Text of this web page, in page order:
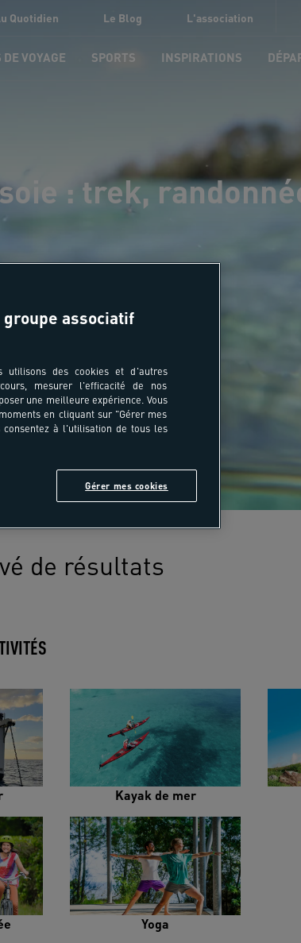
Quotidien Le Blog L'association
VOYAGE SPORTS INSPIRATIONS
: trek,
de résultats
Kayak de mer
Yoga
associatif
utilisons des cookies et d'autres
mesurer l'efficacité de nos
une meilleure expérience. Vous
en cliquant sur "Gérer mes
à l'utilisation de tous les
Gérer mes cookies